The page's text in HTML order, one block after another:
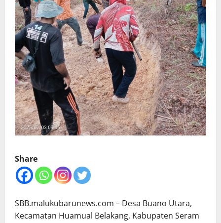
Share
SBB.malukubarunews.com – Desa Buano Utara,
Kecamatan Huamual Belakang, Kabupaten Seram